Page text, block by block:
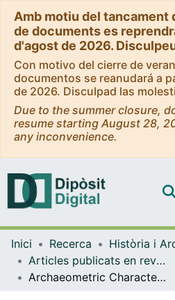
Amb motiu del tancament
de documents es
d'agost de 2026.
Con motivo del cierre de
documentos se reanudará a
de 2026. Disculpad las
Due to the summer closure,
resume starting August 28,
any inconvenience.
Com
Inici Recerca
Història i
Articles publicats en revistes (Història i Arqueologia)
Archaeometric Characterization of Common and Cooking Wares from the Late Antique City of Valentia (Valencia, Spain)